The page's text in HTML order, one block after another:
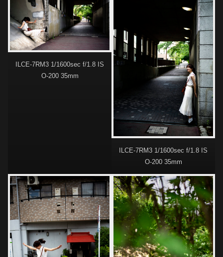
ILCE-7RM3 1/1600sec f/1.8 IS
O-200 35mm
ILCE-7RM3 1/1600sec f/1.8 IS
O-200 35mm